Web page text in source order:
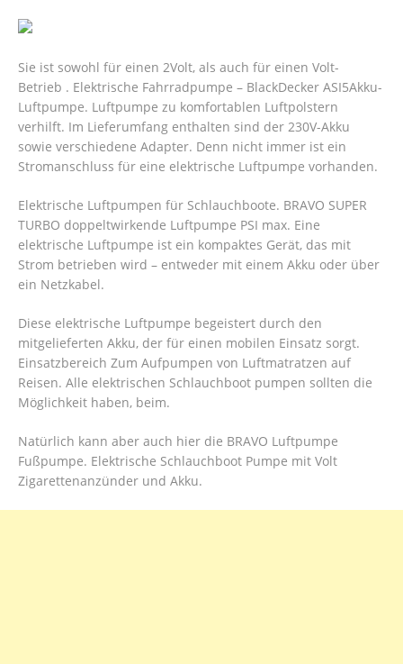
Sie ist sowohl für einen 2Volt, als auch für einen Volt-
Betrieb . Elektrische Fahrradpumpe – BlackDecker ASI5Akku-
Luftpumpe. Luftpumpe zu komfortablen Luftpolstern
verhilft. Im Lieferumfang enthalten sind der 230V-Akku
sowie verschiedene Adapter. Denn nicht immer ist ein
Stromanschluss für eine elektrische Luftpumpe vorhanden.
Elektrische Luftpumpen für Schlauchboote. BRAVO SUPER
TURBO doppeltwirkende Luftpumpe PSI max. Eine
elektrische Luftpumpe ist ein kompaktes Gerät, das mit
Strom betrieben wird – entweder mit einem Akku oder über
ein Netzkabel.
Diese elektrische Luftpumpe begeistert durch den
mitgelieferten Akku, der für einen mobilen Einsatz sorgt.
Einsatzbereich Zum Aufpumpen von Luftmatratzen auf
Reisen. Alle elektrischen Schlauchboot pumpen sollten die
Möglichkeit haben, beim.
Natürlich kann aber auch hier die BRAVO Luftpumpe
Fußpumpe. Elektrische Schlauchboot Pumpe mit Volt
Zigarettenanzünder und Akku.